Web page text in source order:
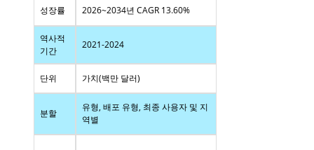
성장률 2026~2034년 CAGR 13.60%
역사적
기간
2021-2024
단위 가치(백만 달러)
분할
유형, 배포 유형, 최종 사용자 및 지
역별